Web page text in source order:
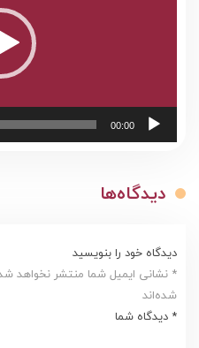
00:00
دیدگاه‌ها
دیدگاه خود را بنویسید
* نشانی ایمیل شما منتشر نخواهد
شده‌اند
* دیدگاه شما